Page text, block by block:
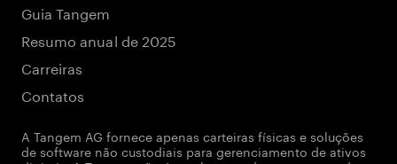
Guia Tangem
Resumo anual de 2025
Carreiras
Contatos
A Tangem AG fornece apenas carteiras físicas e soluções
de software não custodiais para gerenciamento de ativos